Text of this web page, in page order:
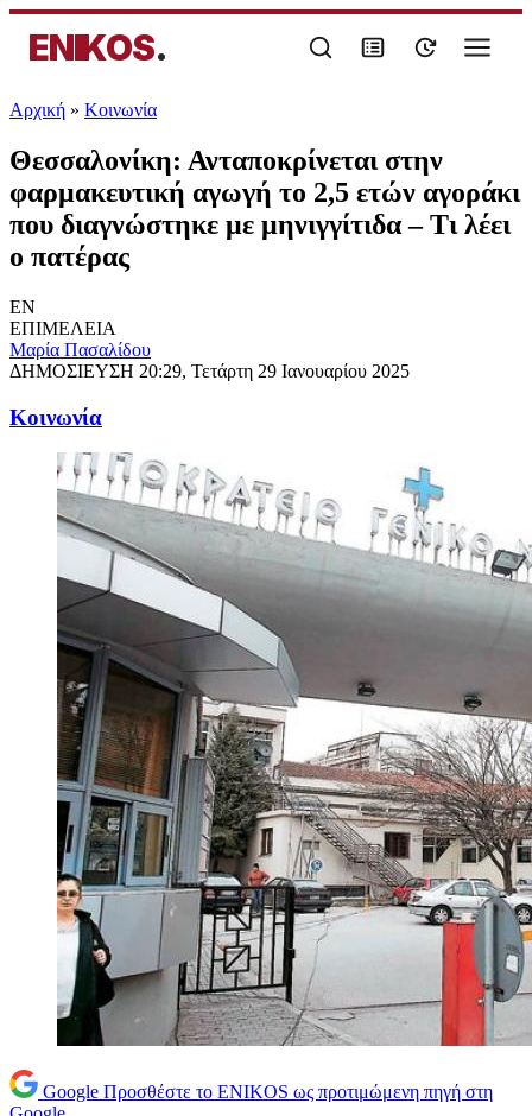
ENIKOS.
Αρχική » Κοινωνία
Θεσσαλονίκη: Ανταποκρίνεται στην
φαρμακευτική αγωγή το 2,5 ετών αγοράκι
που διαγνώστηκε με μηνιγγίτιδα – Τι λέει
ο πατέρας
EN
ΕΠΙΜΕΛΕΙΑ
Μαρία Πασαλίδου
ΔΗΜΟΣΙΕΥΣΗ 20:29, Τετάρτη 29 Ιανουαρίου 2025
Κοινωνία
Google Προσθέστε το ENIKOS ως προτιμώμενη πηγή στη